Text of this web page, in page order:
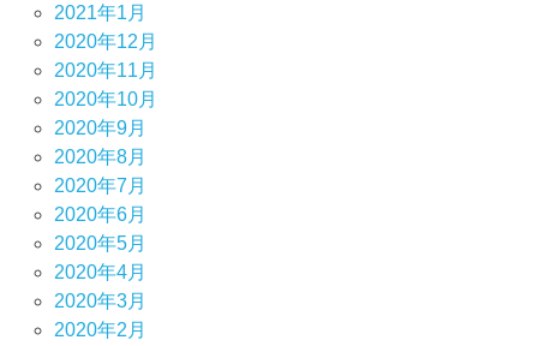
2021年1月
2020年12月
2020年11月
2020年10月
2020年9月
2020年8月
2020年7月
2020年6月
2020年5月
2020年4月
2020年3月
2020年2月